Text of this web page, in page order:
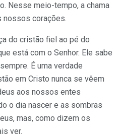
Nesse meio-tempo, a chama
nossos corações.
do cristão fiel ao pé do
está com o Senhor. Ele sabe
É uma verdade
em Cristo nunca se vêem
aos nossos entes
o dia nascer e as sombras
mas, como dizem os
ver.